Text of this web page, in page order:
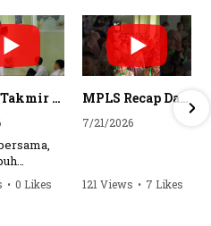
Diklat Takmir SDI Al Azhar 11 Surabaya
dan siap
• 0 Likes
MPLS Recap Day 1 - SDI Al Azhar 11 Surabaya
7/21/2026
121 Views • 7 Likes